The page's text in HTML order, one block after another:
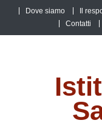
content
Dove siamo Il
Contatti